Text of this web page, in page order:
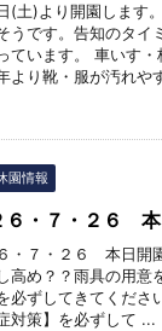
(土)より開園します
うです。告知のタ
ています。 車いす
より靴・服が汚れや
園情報
６・７・２６ 本
・７・２６ 本日開
高め？？雨具の用意
必ずしてきてくださ
対策】を必ずして ...